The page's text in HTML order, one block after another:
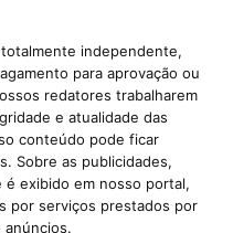
independente,
para aprovação ou
redatores trabalharem
e atualidade das
conteúdo pode ficar
Sobre as publicidades,
exibido em nosso portal,
por serviços prestados por